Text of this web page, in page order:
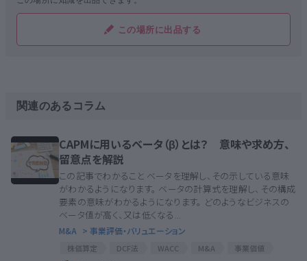
この場所に出品する
関連のあるコラム
CAPMに用いるベータ（β）とは？ 意味や求め方、
留意点を解説
この記事でわかること ベータを理解し、その示している意味
がわかるようになります。 ベータの計算式を理解し、その構成
要素の意味がわかるようになります。 どのようなビジネスの
ベータ値が高く、又は低くなる...
M&A > 事業評価・バリュエーション
株価算定 DCF法 WACC M&A
事業価値